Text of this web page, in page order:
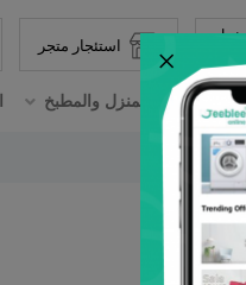
استئجار متجر
المنزل والمطبخ
×